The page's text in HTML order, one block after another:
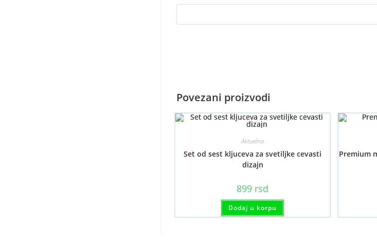
Povezani proizvodi
Aktuelno
Set od sest kljuceva za svetiljke cevasti
dizajn
899 rsd
Dodaj u korpu
Premium